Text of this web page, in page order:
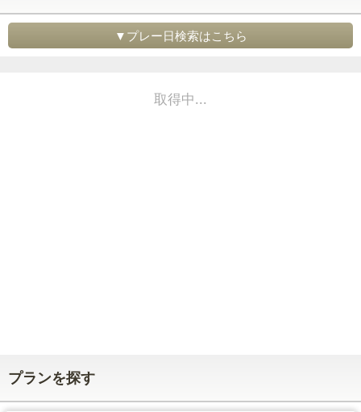
▼プレー日検索はこちら
取得中...
プランを探す